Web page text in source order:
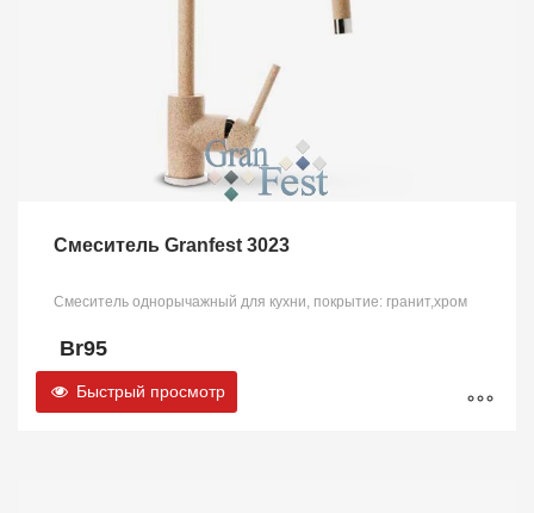
Смеситель Granfest 3023
Смеситель однорычажный для кухни, покрытие: гранит,хром
Br95
Быстрый просмотр